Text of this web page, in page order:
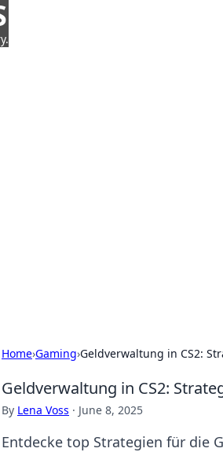
Home›Gaming›Geldverwaltung in CS2:
Geldverwaltung in CS2:
By Lena Voss · June 8, 2025
Entdecke top Strategien für die